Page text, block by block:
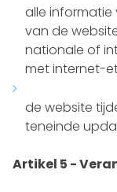
alle informatie
van de
nationale of
met internet-
de website
teneinde
Artikel 5 -